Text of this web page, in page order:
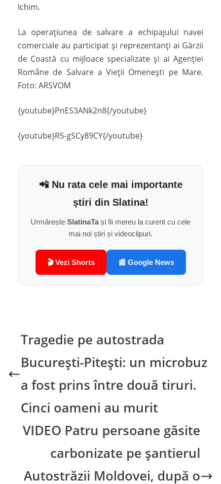
Ichim.
La operaţiunea de salvare a echipajului navei
comerciale au participat şi reprezentanţi ai Gărzii
de Coastă cu mijloace specializate şi ai Agenţiei
Române de Salvare a Vieţii Omeneşti pe Mare.
Foto: ARSVOM
{youtube}PnES3ANk2n8{/youtube}
{youtube}R5-gSCy89CY{/youtube}
📲 Nu rata cele mai importante
știri din Slatina!
Urmărește SlatinaTași fii mereu la curent cu cele
mai noi știri și videoclipuri.
🎬 Vezi Shorts 📰 Google News
Tragedie pe autostrada
București-Pitești: un microbuz
a fost prins între două tiruri.
Cinci oameni au murit
VIDEO Patru persoane găsite
carbonizate pe șantierul
Autostrăzii Moldovei, după o